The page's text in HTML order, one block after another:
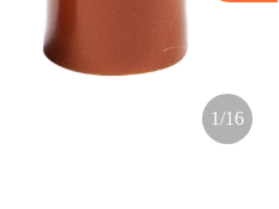
1/16